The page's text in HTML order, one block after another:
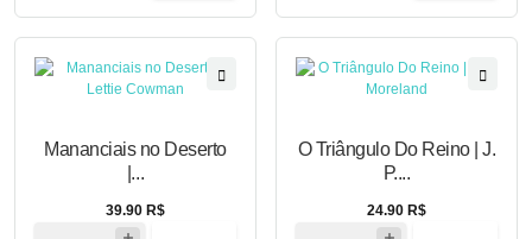
Mananciais no Deserto
|...
39.90 R$
O Triângulo Do Reino | J.
P....
24.90 R$